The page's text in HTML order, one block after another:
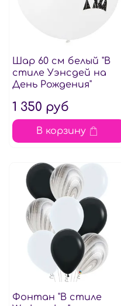
Шар 60 см белый "В
стиле Уэнсдей на
День Рождения"
1 350 руб
В корзину
Фонтан "В стиле